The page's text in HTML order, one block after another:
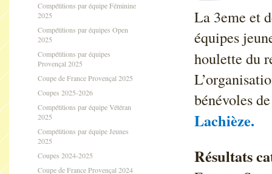
Compétitions par équipe Féminine
2025
Compétitions par équipes Open
2025
Compétitions par équipes
Provençal 2025
Coupe de France Provençal 2025
Coupes 2025-2026
Compétitions par équipe Vétéran
2025
Compétitions par équipe Jeunes
2025
Coupes 2024-2025
Coupe de France Provençal 2024
La 3eme et
équipes
houlette du
bénévoles
Lachièze.
Résultats